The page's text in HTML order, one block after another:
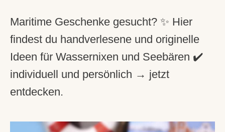
Maritime Geschenke gesucht? ✨ Hier
findest du handverlesene und originelle
Ideen für Wassernixen und Seebären ✔️
individuell und persönlich → jetzt
entdecken.